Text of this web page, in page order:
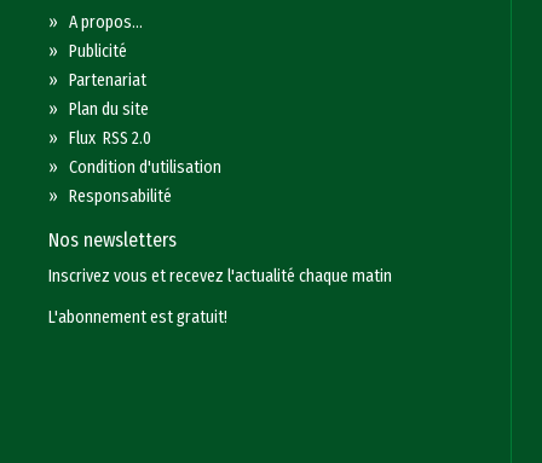
»A propos...
»Publicité
»Partenariat
»Plan du site
»Flux RSS 2.0
»Condition d'utilisation
»Responsabilité
Nos newsletters
Inscrivez vous et recevez l'actualité chaque matin
L'abonnement est gratuit!